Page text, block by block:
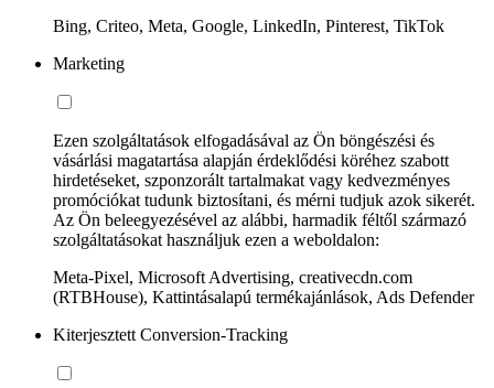
Bing, Criteo, Meta, Google, LinkedIn, Pinterest, TikTok
Marketing
Ezen szolgáltatások elfogadásával az Ön böngészési és
vásárlási magatartása alapján érdeklődési köréhez szabott
hirdetéseket, szponzorált tartalmakat vagy kedvezményes
promóciókat tudunk biztosítani, és mérni tudjuk azok sikerét.
Az Ön beleegyezésével az alábbi, harmadik féltől származó
szolgáltatásokat használjuk ezen a weboldalon:
Meta-Pixel, Microsoft Advertising, creativecdn.com
(RTBHouse), Kattintásalapú termékajánlások, Ads Defender
Kiterjesztett Conversion-Tracking